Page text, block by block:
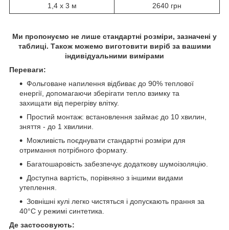
1,4 х 3 м
2640 грн
Ми пропонуємо не лише стандартні розміри, зазначені у
таблиці. Також можемо виготовити виріб за вашими
індивідуальними вимірами
Переваги:
Фольговане напилення відбиває до 90% теплової
енергії, допомагаючи зберігати тепло взимку та
захищати від перегріву влітку.
Простий монтаж: встановлення займає до 10 хвилин,
зняття - до 1 хвилини.
Можливість поєднувати стандартні розміри для
отримання потрібного формату.
Багатошаровість забезпечує додаткову шумоізоляцію.
Доступна вартість, порівняно з іншими видами
утеплення.
Зовнішні кулі легко чистяться і допускають прання за
40°C у режимі синтетика.
Де застосовують: